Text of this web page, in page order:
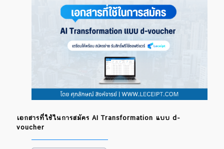
เอกสารที่ใช้ในการสมัคร AI Transformation แบบ d-
voucher